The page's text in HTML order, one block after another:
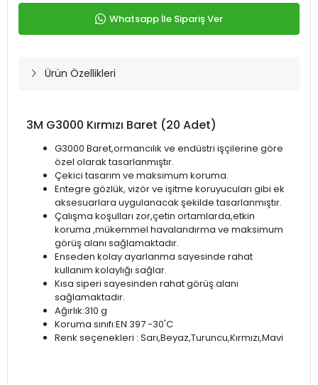
Whatsapp İle Sipariş Ver
Ürün Özellikleri
3M G3000 Kırmızı Baret (20 Adet)
G3000 Baret,ormancılık ve endüstri işçilerine göre
özel olarak tasarlanmıştır.
Çekici tasarım ve maksimum koruma.
Entegre gözlük, vizör ve işitme koruyucuları gibi ek
aksesuarlara uygulanacak şekilde tasarlanmıştır.
Çalışma koşulları zor,çetin ortamlarda,etkin
koruma ,mükemmel havalandırma ve maksimum
görüş alanı sağlamaktadır.
Enseden kolay ayarlanma sayesinde rahat
kullanım kolaylığı sağlar.
Kısa siperi sayesinden rahat görüş alanı
sağlamaktadır.
Ağırlık:310 g
Koruma sınıfı:EN 397 -30'C
Renk seçenekleri : Sarı,Beyaz,Turuncu,Kırmızı,Mavi